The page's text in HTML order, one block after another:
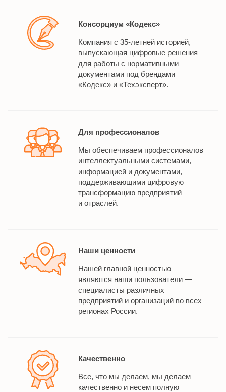
Консорциум «Кодекс»
Компания с 35-летней историей,
выпускающая цифровые решения
для работы с нормативными
документами под брендами
«Кодекс» и «Техэксперт».
Для профессионалов
Мы обеспечиваем профессионалов
интеллектуальными системами,
информацией и документами,
поддерживающими цифровую
трансформацию предприятий
и отраслей.
Наши ценности
Нашей главной ценностью
являются наши пользователи —
специалисты различных
предприятий и организаций во всех
регионах России.
Качественно
Все, что мы делаем, мы делаем
качественно и несем полную